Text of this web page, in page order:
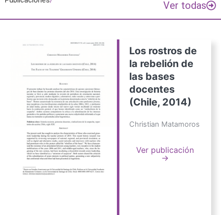
Ver todas
Los rostros de
la rebelión de
las bases
docentes
(Chile, 2014)
Christian Matamoros
Ver publicación
→